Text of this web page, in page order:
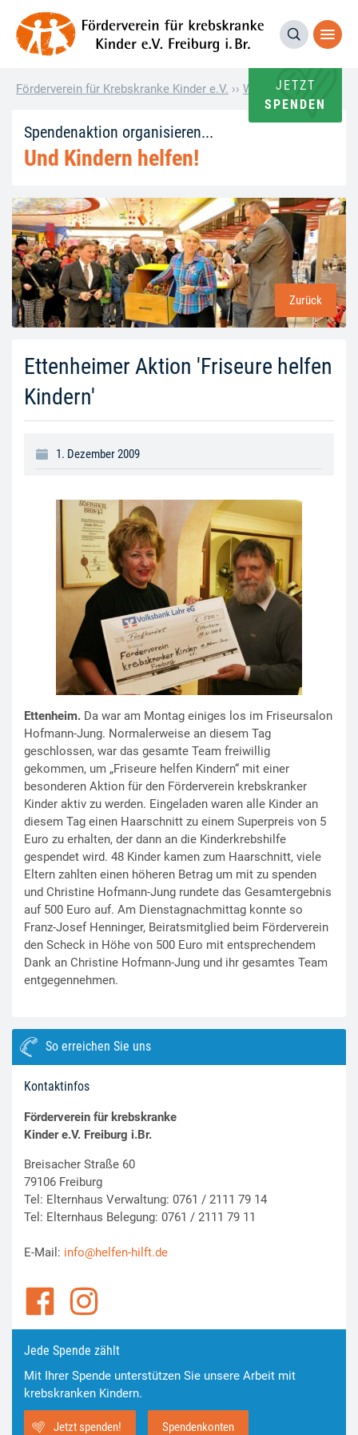
JETZT
SPENDEN
Förderverein für Krebskranke Kinder e.V. ›› Wie andere helfen
Spendenaktion organisieren...
Und Kindern helfen!
Ettenheimer Aktion 'Friseure helfen
Kindern'
Zurück
1. Dezember 2009
Ettenheim. Da war am Montag einiges los im Friseursalon
Hofmann-Jung. Normalerweise an diesem Tag
geschlossen, war das gesamte Team freiwillig
gekommen, um „Friseure helfen Kindern“ mit einer
besonderen Aktion für den Förderverein krebskranker
Kinder aktiv zu werden. Eingeladen waren alle Kinder an
diesem Tag einen Haarschnitt zu einem Superpreis von 5
Euro zu erhalten, der dann an die Kinderkrebshilfe
gespendet wird. 48 Kinder kamen zum Haarschnitt, viele
Eltern zahlten einen höheren Betrag um mit zu spenden
und Christine Hofmann-Jung rundete das Gesamtergebnis
auf 500 Euro auf. Am Dienstagnachmittag konnte so
Franz-Josef Henninger, Beiratsmitglied beim Förderverein
den Scheck in Höhe von 500 Euro mit entsprechendem
Dank an Christine Hofmann-Jung und ihr gesamtes Team
entgegennehmen.
So erreichen Sie uns
Kontaktinfos
Förderverein für krebskranke
Kinder e.V. Freiburg i.Br.
Breisacher Straße 60
79106 Freiburg
Tel: Elternhaus Verwaltung: 0761 / 2111 79 14
Tel: Elternhaus Belegung: 0761 / 2111 79 11
E-Mail: info@helfen-hilft.de
Jede Spende zählt
Mit Ihrer Spende unterstützen Sie unsere Arbeit mit
krebskranken Kindern.
Jetzt spenden! Spendenkonten